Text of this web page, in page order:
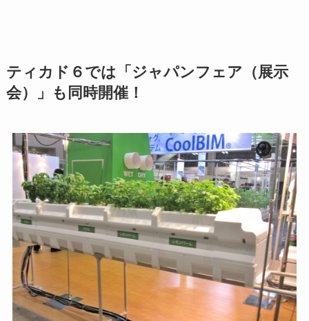
ティカド６では「ジャパンフェア（展示
会）」も同時開催！